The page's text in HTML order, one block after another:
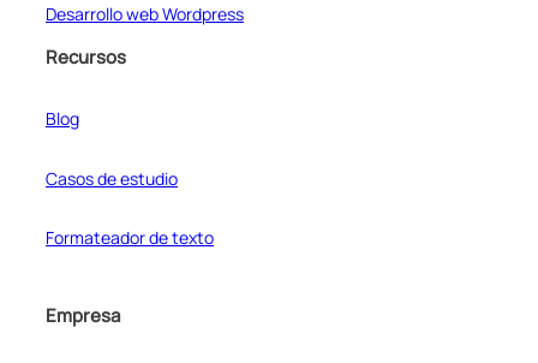
Desarrollo web Wordpress
Recursos
Blog
Casos de estudio
Formateador de texto
Empresa